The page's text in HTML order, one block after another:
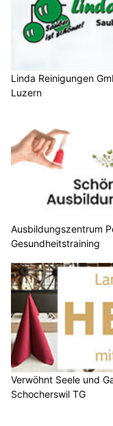
Linda Reinigungen
Luzern
Ausbildungszentrum
Gesundheitstraining
Verwöhnt Seele und
Schocherswil TG